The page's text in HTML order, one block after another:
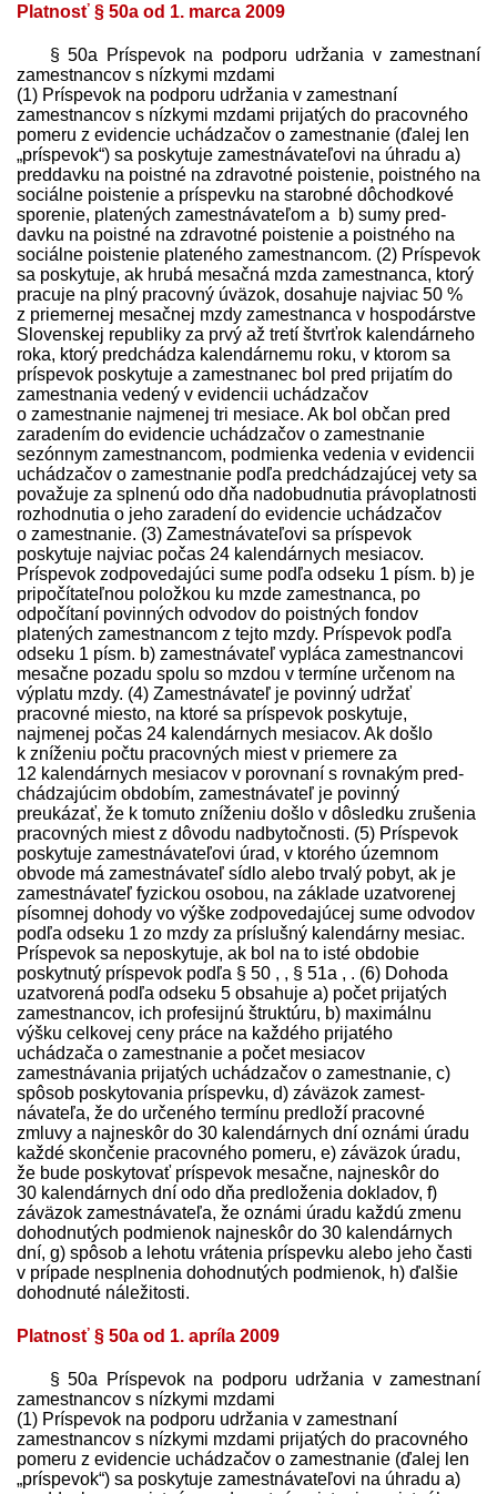
Platnosť § 50a od 1. marca 2009
§ 50a Príspevok na podporu udržania v zamestnaní
zamestnancov s nízkymi mzdami
(1) Príspevok na podporu udržania v zamestnaní
zamestnancov s nízkymi mzdami prijatých do pracovného
pomeru z evidencie uchádzačov o zamestnanie (ďalej len
„príspevok“) sa poskytuje zamest­návateľovi na úhradu a)
pred­davku na poistné na zdravotné poistenie, poistného na
sociálne poistenie a príspevku na starobné dôchodkové
sporenie, platených zamest­návateľom a b) sumy pred­
davku na poistné na zdravotné poistenie a poistného na
sociálne poistenie plateného zamestnancom. (2) Príspevok
sa poskytuje, ak hrubá mesačná mzda zamestnanca, ktorý
pracuje na plný pracovný úväzok, dosahuje najviac 50 %
z priemernej mesačnej mzdy zamestnanca v hospodárstve
Slovenskej republiky za prvý až tretí štvrťrok kalendárneho
roka, ktorý pred­chádza kalendárnemu roku, v ktorom sa
príspevok poskytuje a zamestnanec bol pred prijatím do
zamestnania vedený v evidencii uchádzačov
o zamestnanie najmenej tri mesiace. Ak bol občan pred
zaradením do evidencie uchádzačov o zamestnanie
sezónnym zamestnancom, podmienka vedenia v evidencii
uchádzačov o zamestnanie podľa pred­chádzajúcej vety sa
považuje za splnenú odo dňa nadobudnutia právoplatnosti
rozhodnutia o jeho zaradení do evidencie uchádzačov
o zamestnanie. (3) Zamest­návateľovi sa príspevok
poskytuje najviac počas 24 kalendárnych mesiacov.
Príspevok zodpovedajúci sume podľa odseku 1 písm. b) je
pripočítateľnou položkou ku mzde zamestnanca, po
odpočítaní povinných odvodov do poistných fondov
platených zamestnancom z tejto mzdy. Príspevok podľa
odseku 1 písm. b) zamest­návateľ vypláca zamestnancovi
mesačne pozadu spolu so mzdou v termíne určenom na
výplatu mzdy. (4) Zamest­návateľ je povinný udržať
pracovné miesto, na ktoré sa príspevok poskytuje,
najmenej počas 24 kalendárnych mesiacov. Ak došlo
k zníženiu počtu pracovných miest v priemere za
12 kalendárnych mesiacov v porovnaní s rovnakým pred­
chádzajúcim obdobím, zamest­návateľ je povinný
preukázať, že k tomuto zníženiu došlo v dôsledku zrušenia
pracovných miest z dôvodu nadbytočnosti. (5) Príspevok
poskytuje zamest­návateľovi úrad, v ktorého územnom
obvode má zamest­návateľ sídlo alebo trvalý pobyt, ak je
zamest­návateľ fyzickou osobou, na základe uzatvorenej
písomnej dohody vo výške zodpovedajúcej sume odvodov
podľa odseku 1 zo mzdy za príslušný kalendárny mesiac.
Príspevok sa neposkytuje, ak bol na to isté obdobie
poskytnutý príspevok podľa § 50 , , § 51a , . (6) Dohoda
uzatvorená podľa odseku 5 obsahuje a) počet prijatých
zamestnancov, ich profesijnú štruktúru, b) maximálnu
výšku celkovej ceny práce na každého prijatého
uchádzača o zamestnanie a počet mesiacov
zamestnávania prijatých uchádzačov o zamestnanie, c)
spôsob poskytovania príspevku, d) záväzok zamest­
návateľa, že do určeného termínu pred­loží pracovné
zmluvy a najneskôr do 30 kalendárnych dní oznámi úradu
každé skončenie pracovného pomeru, e) záväzok úradu,
že bude poskytovať príspevok mesačne, najneskôr do
30 kalendárnych dní odo dňa pred­loženia dokladov, f)
záväzok zamest­návateľa, že oznámi úradu každú zmenu
dohodnutých podmienok najneskôr do 30 kalendárnych
dní, g) spôsob a lehotu vrátenia príspevku alebo jeho časti
v prípade nesplnenia dohodnutých podmienok, h) ďalšie
dohodnuté náležitosti.
Platnosť § 50a od 1. apríla 2009
§ 50a Príspevok na podporu udržania v zamestnaní
zamestnancov s nízkymi mzdami
(1) Príspevok na podporu udržania v zamestnaní
zamestnancov s nízkymi mzdami prijatých do pracovného
pomeru z evidencie uchádzačov o zamestnanie (ďalej len
„príspevok“) sa poskytuje zamest­návateľovi na úhradu a)